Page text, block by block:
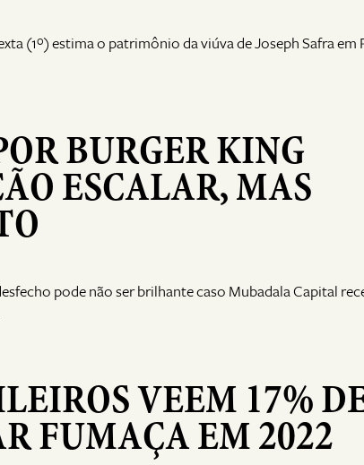
(1º) estima o patrimônio da viúva de Joseph Safra em
BURGER KING
ESCALAR, MAS
pode não ser brilhante caso Mubadala Capital
VEEM 17%
FUMAÇA EM 2022